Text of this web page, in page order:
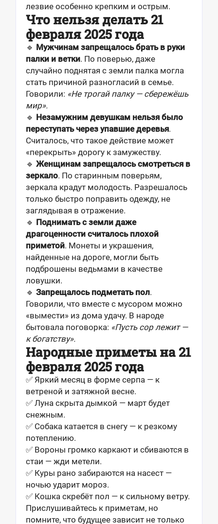
лезвие особенно крепким и острым.
Что нельзя делать 21
февраля 2025 года
🔹 Мужчинам запрещалось брать в руки
палки и ветки. По поверью, даже
случайно поднятая с земли палка могла
стать причиной разногласий в семье.
Говорили: «Не трогай палку — сбережёшь
мир».
🔹 Незамужним девушкам нельзя было
переступать через упавшие деревья.
Считалось, что такое действие может
«перекрыть» дорогу к замужеству.
🔹 Женщинам запрещалось смотреться в
зеркало. По старинным поверьям,
зеркала крадут молодость. Разрешалось
только быстро поправить одежду, не
заглядывая в отражение.
🔹 Поднимать с земли даже
драгоценности считалось плохой
приметой. Монеты и украшения,
найденные на дороге, могли быть
подброшены ведьмами в качестве
ловушки.
🔹 Запрещалось подметать пол.
Говорили, что вместе с мусором можно
«вымести» из дома удачу. В народе
бытовала поговорка: «Пусть сор лежит —
к богатству».
Народные приметы на 21
февраля 2025 года
✅ Яркий месяц в форме серпа — к
ветреной и затяжной весне.
✅ Луна скрыта дымкой — март будет
снежным.
✅ Собака катается в снегу — к резкому
потеплению.
✅ Вороны громко каркают и сбиваются в
стаи — жди метели.
✅ Куры рано забираются на насест —
ночью ударит мороз.
✅ Кошка скребёт пол — к сильному ветру.
Прислушивайтесь к приметам, но
помните, что будущее зависит не только